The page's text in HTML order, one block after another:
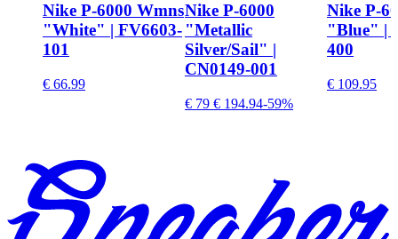
Nike P-6000 Wmns
"White" | FV6603-
101
€ 66.99
Nike P-6000
"Metallic
Silver/Sail" |
CN0149-001
€ 79 € 194.94-59%
Nike P-
"Blue" |
400
€ 109.95